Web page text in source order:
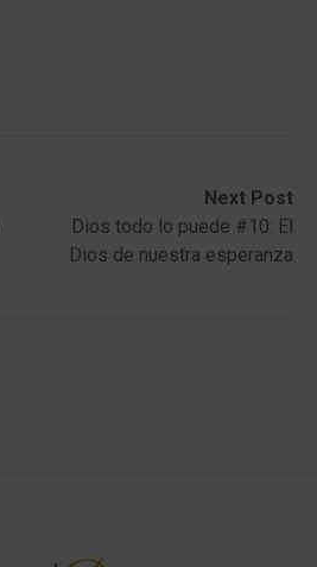
Next Post
Dios todo lo puede #10: El
Dios de nuestra esperanza